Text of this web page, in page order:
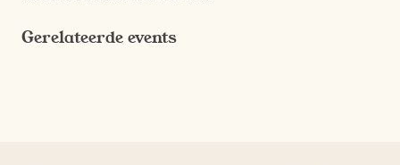
Gerelateerde events